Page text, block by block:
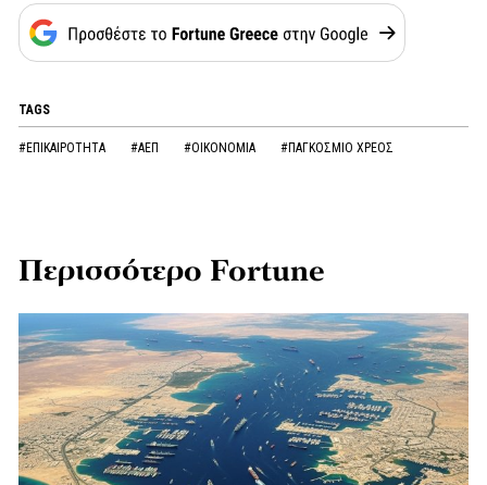
TAGS
#ΕΠΙΚΑΙΡΟΤΗΤΑ #ΑΕΠ #ΟΙΚΟΝΟΜΙΑ #ΠΑΓΚΟΣΜΙΟ ΧΡΕΟΣ
Περισσότερο Fortune